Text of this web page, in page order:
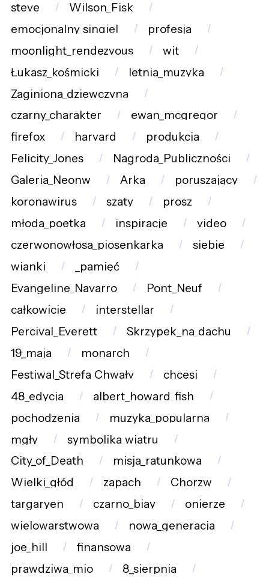
steve
Wilson_Fisk
emocjonalny_singiel
profesja
moonlight_rendezvous
wit
Łukasz_kośmicki
letnia_muzyka
Zaginiona_dziewczyna
czarny_charakter
ewan_mcgregor
firefox
harvard
produkcja
Felicity_Jones
Nagroda_Publiczności
Galeria_Neonw
Arka
poruszający
koronawirus
szaty
prosz
młoda_poetka
inspiracje
video
czerwonowłosa_piosenkarka
siebie
wianki
_pamięć
Evangeline_Navarro
Pont_Neuf
całkowicie
interstellar
Percival_Everett
Skrzypek_na_dachu
19_maja
monarch
Festiwal_Strefa_Chwały
chcesi
48_edycja
albert_howard_fish
pochodzenia
muzyka_popularna
mgły
symbolika_wiatru
City_of_Death
misja_ratunkowa
Wielki_głód
zapach
Chorzw
targaryen
czarno_biay
onierze
wielowarstwowa
nowa_generacja
joe_hill
finansowa
prawdziwa_mio
8_sierpnia